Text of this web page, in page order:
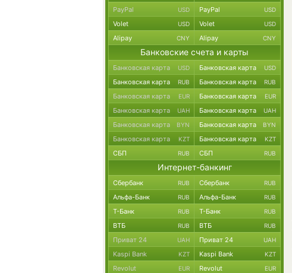
PayPal USD PayPal USD
Volet USD Volet USD
Alipay CNY Alipay CNY
Банковские счета и карты
Банковская карта USD Банковская карта USD
Банковская карта RUB Банковская карта RUB
Банковская карта EUR Банковская карта EUR
Банковская карта UAH Банковская карта UAH
Банковская карта BYN Банковская карта BYN
Банковская карта KZT Банковская карта KZT
СБП RUB СБП RUB
Интернет-банкинг
Сбербанк RUB Сбербанк RUB
Альфа-Банк RUB Альфа-Банк RUB
Т-Банк RUB Т-Банк RUB
ВТБ RUB ВТБ RUB
Приват 24 UAH Приват 24 UAH
Kaspi Bank KZT Kaspi Bank KZT
Revolut EUR Revolut EUR